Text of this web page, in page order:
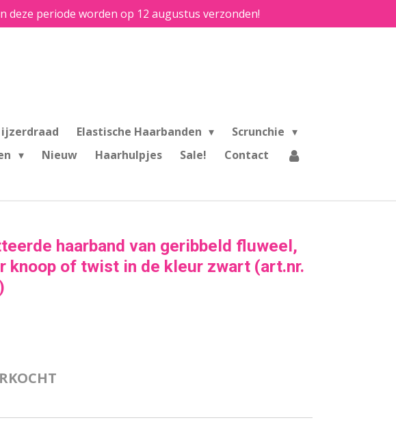
deze periode worden op 12 augustus verzonden!
Elastische Haarbanden
Scrunchie
Nieuw Haarhulpjes Sale! Contact
haarband van geribbeld fluweel,
knoop of twist in de kleur zwart (art.nr.